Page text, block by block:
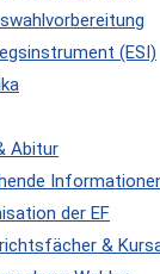
(ESI)
Abitur
der EF
&